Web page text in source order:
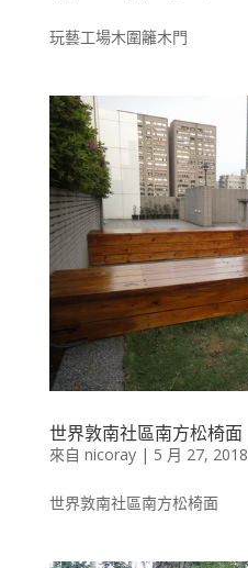
玩藝工場木圍籬木門
世界敦南社區南方松椅面
來自 nicoray| 5 月 27, 2018
世界敦南社區南方松椅面